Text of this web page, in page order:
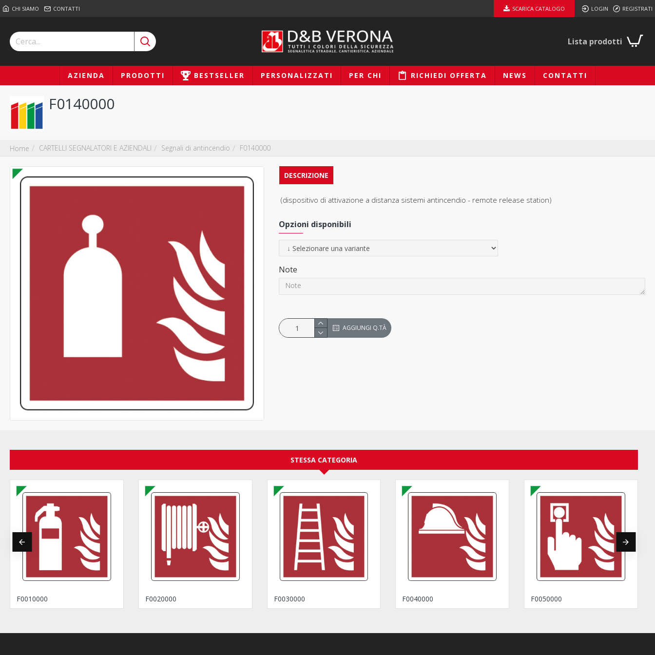
CHI SIAMO CONTATTI SCARICA CATALOGO LOGIN REGISTRATI
Lista prodotti
AZIENDA PRODOTTI BESTSELLER PERSONALIZZATI PER CHI RICHIEDI OFFERTA NEWS CONTATTI
Home CARTELLI SEGNALATORI E AZIENDALI Segnali di antincendio F0140000
F0140000
DESCRIZIONE
(dispositivo di attivazione a distanza sistemi antincendio - remote release station)
Opzioni disponibili
Note
AGGIUNGI Q.TÀ
STESSA CATEGORIA
F0010000 F0020000 F0030000 F0040000 F0050000